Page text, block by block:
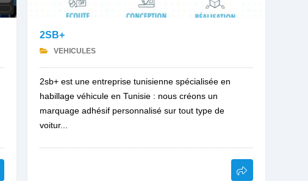
2SB+
VEHICULES
2sb+ est une entreprise tunisienne spécialisée en
habillage véhicule en Tunisie : nous créons un
marquage adhésif personnalisé sur tout type de
voitur...